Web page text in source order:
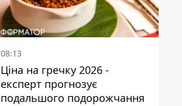
08:13
Ціна на гречку 2026 -
експерт прогнозує
подальшого подорожчання